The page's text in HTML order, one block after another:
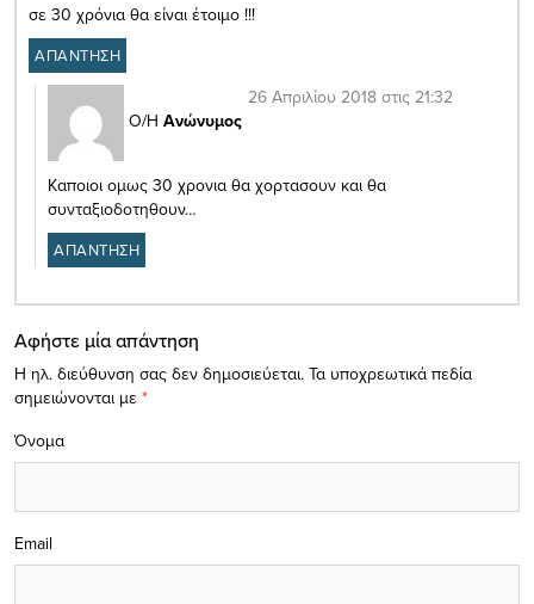
σε 30 χρόνια θα είναι έτοιμο !!!
ΑΠΑΝΤΗΣΗ
Ο/Η Ανώνυμος
26 Απριλίου 2018 στις 21:32
Καποιοι ομως 30 χρονια θα χορτασουν και θα
συνταξιοδοτηθουν…
ΑΠΑΝΤΗΣΗ
Αφήστε μία απάντηση
Η ηλ. διεύθυνση σας δεν δημοσιεύεται. Τα υποχρεωτικά πεδία
σημειώνονται με *
Όνομα
Email